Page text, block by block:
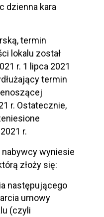
dzienna kara
termin
lokalu został
r. 1 lipca 2021
termin
r. Ostatecznie,
r.
nabywcy wyniesie
złoży się:
następującego
umowy
(czyli